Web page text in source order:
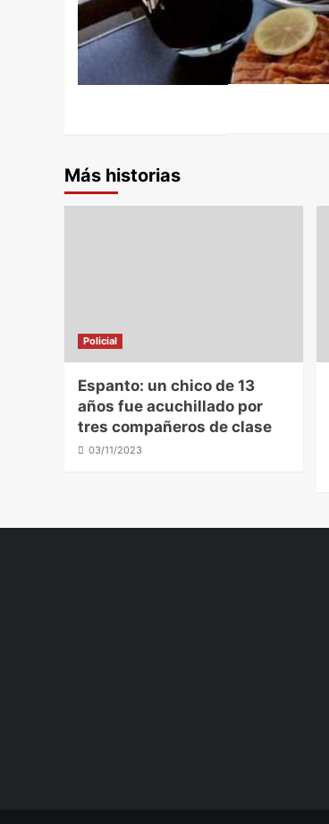
Más historias
Policial
Espanto: un chico de 13
años fue acuchillado por
tres compañeros de clase
03/11/2023